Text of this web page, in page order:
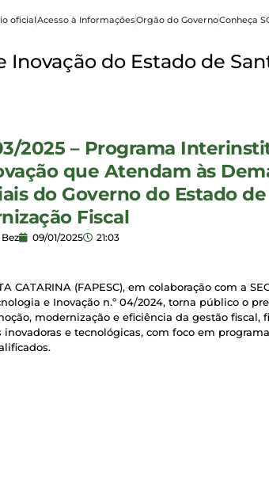
oficialAcesso à InformaçõesOrgão do GovernoConheça
do Estado de
2025 – Programa
que Atendam às
do Governo do Estado
Fiscal
09/01/2025 21:03
CATARINA (FAPESC), em colaboração com a
e Inovação n.º 04/2024, torna público o
modernização e eficiência da gestão fiscal,
e tecnológicas, com foco em